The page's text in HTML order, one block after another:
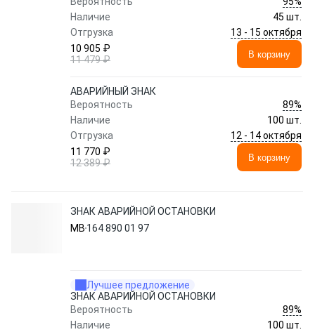
Наличие
45 шт.
Отгрузка
13 - 15 октября
10 905 ₽
11 479 ₽
В корзину
АВАРИЙНЫЙ ЗНАК
Вероятность
89%
Наличие
100 шт.
Отгрузка
12 - 14 октября
11 770 ₽
12 389 ₽
В корзину
ЗНАК АВАРИЙНОЙ ОСТАНОВКИ
MB 164 890 01 97
Лучшее предложение
ЗНАК АВАРИЙНОЙ ОСТАНОВКИ
Вероятность
89%
Наличие
100 шт.